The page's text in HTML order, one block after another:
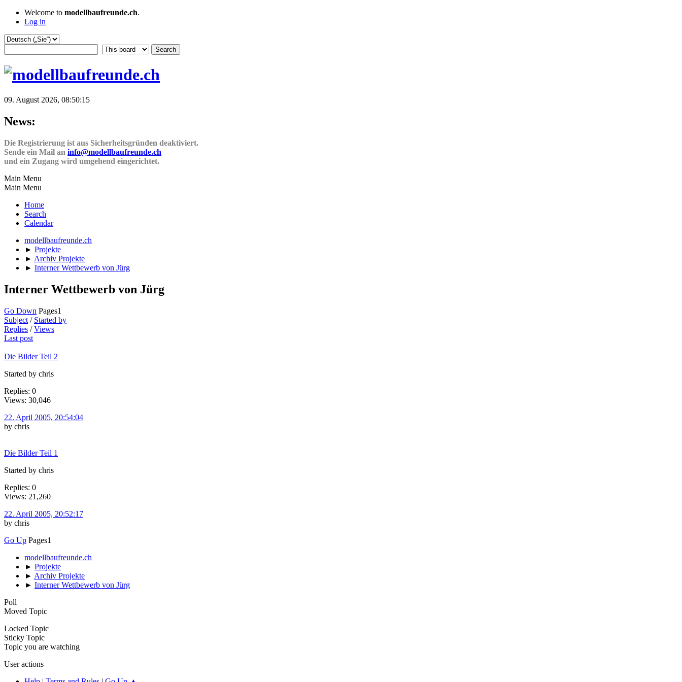
Welcome to modellbaufreunde.ch.
Log in
09. August 2026, 08:50:15
News:
Die Registrierung ist aus Sicherheitsgründen deaktiviert.
Sende ein Mail an info@modellbaufreunde.ch
und ein Zugang wird umgehend eingerichtet.
Main Menu
Main Menu
Home
Search
Calendar
modellbaufreunde.ch
► Projekte
► Archiv Projekte
► Interner Wettbewerb von Jürg
Interner Wettbewerb von Jürg
Go Down Pages1
Subject / Started by
Replies /Views
Last post
Die Bilder Teil 2
Started by chris
Replies: 0
Views: 30,046
22. April 2005, 20:54:04
by chris
Die Bilder Teil 1
Started by chris
Replies: 0
Views: 21,260
22. April 2005, 20:52:17
by chris
Go Up Pages1
modellbaufreunde.ch
► Projekte
► Archiv Projekte
► Interner Wettbewerb von Jürg
Poll
Moved Topic
Locked Topic
Sticky Topic
Topic you are watching
User actions